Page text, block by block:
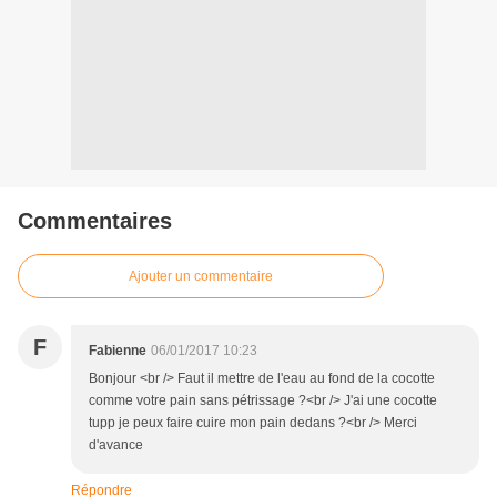
Commentaires
Ajouter un commentaire
F Fabienne 06/01/2017 10:23
Bonjour <br /> Faut il mettre de l'eau au fond de la cocotte
comme votre pain sans pétrissage ?<br /> J'ai une cocotte
tupp je peux faire cuire mon pain dedans ?<br /> Merci
d'avance
Répondre